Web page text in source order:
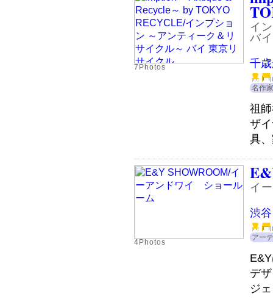
7Photos
イ
バ
千
名作
祖
ザ
具
4Photos
イ
渋谷
アー
デ
ジ